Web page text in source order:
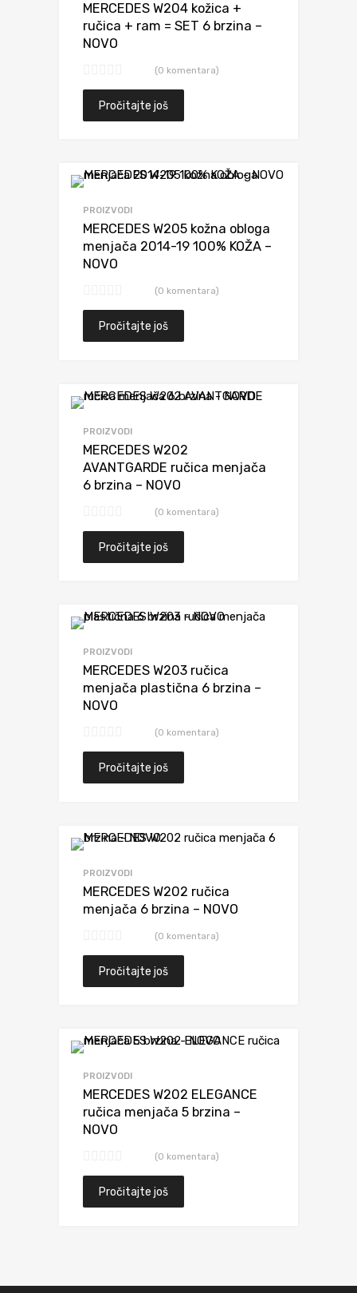
MERCEDES W204 kožica +
ručica + ram = SET 6 brzina –
NOVO
(0 komentara)
Pročitajte još
PROIZVODI
MERCEDES W205 kožna obloga
menjača 2014-19 100% KOŽA –
NOVO
(0 komentara)
Pročitajte još
PROIZVODI
MERCEDES W202
AVANTGARDE ručica menjača
6 brzina – NOVO
(0 komentara)
Pročitajte još
PROIZVODI
MERCEDES W203 ručica
menjača plastična 6 brzina –
NOVO
(0 komentara)
Pročitajte još
PROIZVODI
MERCEDES W202 ručica
menjača 6 brzina – NOVO
(0 komentara)
Pročitajte još
PROIZVODI
MERCEDES W202 ELEGANCE
ručica menjača 5 brzina –
NOVO
(0 komentara)
Pročitajte još